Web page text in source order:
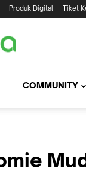
Produk Digital Tiket
COMMUNITY